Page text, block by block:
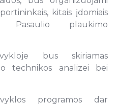
kitais įdomiais
Pasaulio plaukimo
bus skiriamas
technikos analizei bei
programos dar